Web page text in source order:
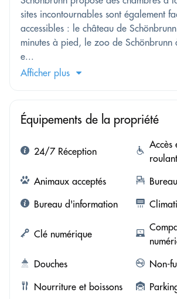
sites incontournables sont également
accessibles : le château de
minutes à pied, le zoo de Schönbrunn
e...
Afficher plus
Équipements de la propriété
24/7 Réception
Accès
roulant
Animaux acceptés
Bureau
Bureau d'information
Clé numérique
Douches
Non-
Nourriture et boissons